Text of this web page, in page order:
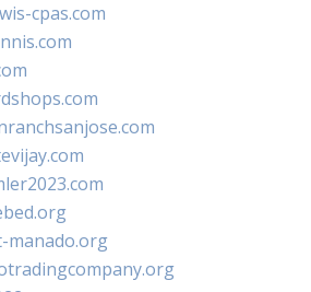
cpas.com
manado.org